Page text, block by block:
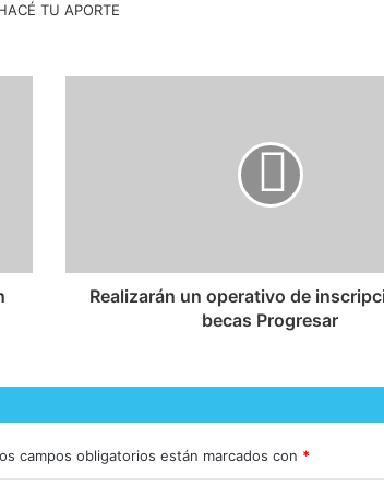
Realizarán un operativo de
becas Progresar
campos obligatorios están marcados con *